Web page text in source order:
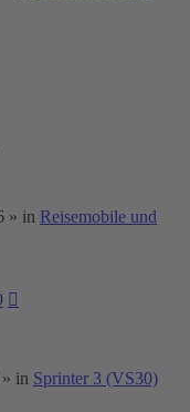
» in Reisemobile und
» in Sprinter 3 (VS30)